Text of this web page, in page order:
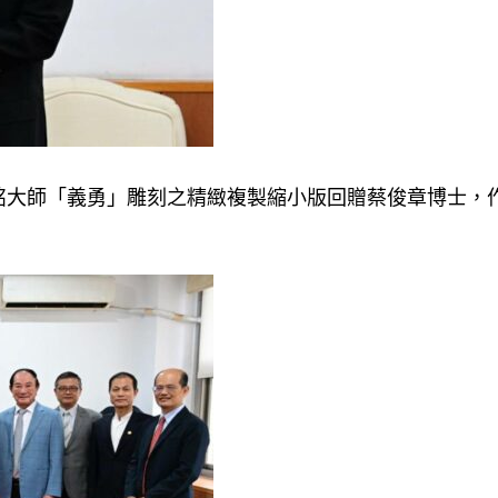
師「義勇」雕刻之精緻複製縮小版回贈蔡俊章博士，